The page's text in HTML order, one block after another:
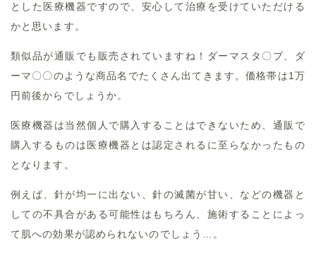
とした医療機器ですので、安心して治療を受けていただける
かと思います。
類似品が通販でも販売されていますね！ダーマスタ〇プ、ダ
ーマ〇〇のような商品名でたくさん出てきます。価格帯は1万
円前後からでしょうか。
医療機器は当然個人で購入することはできないため、通販で
購入するものは医療機器とは認定されるに至らなかったもの
となります。
例えば、針が均一に出ない、針の滅菌が甘い、などの機器と
しての不具合がある可能性はもちろん、施術することによっ
て肌への効果が認められないのでしょう…。